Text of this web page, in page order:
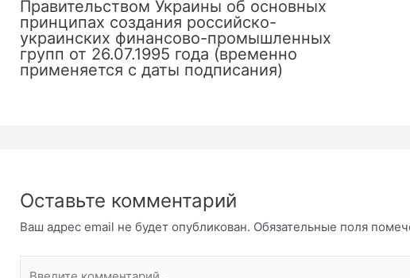
Правительством Украины об основных
принципах создания российско-
украинских финансово-промышленных
групп от 26.07.1995 года (временно
применяется с даты подписания)
Оставьте комментарий
Ваш адрес email не будет опубликован. Обязательные поля